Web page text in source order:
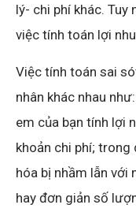
lý- chi phí khác. Tuy
việc tính toán lợi
Việc tính toán sai
nhân khác nhau
em của bạn tính lợi
khoản chi phí; trong
hóa bị nhầm lẫn với
hay đơn giản số